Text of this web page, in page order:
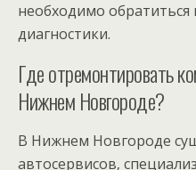
необходимо обратиться
диагностики.
Где отремонтировать
Нижнем Новгороде?
В Нижнем Новгороде
автосервисов‚